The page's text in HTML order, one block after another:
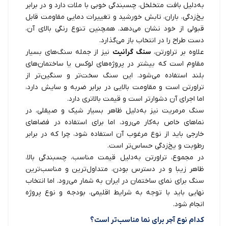
به‌دلیل بافت متخلخل، چسبندگی خوبی با ملات دارد و در برابر
یخ‌زدگی، باران، تابش خورشید و تغییرات دمایی مقاومت قابل
قبولی از خود نشان می‌دهد. همچنین تنوع رنگی بالای آن،
دست طراح را در انتخاب باز می‌گذارد.
علاوه بر تراورتن، سنگ گرانیت نیز از جمله سنگ‌های بسیار
مقاوم است که بیشتر در پروژه‌های لوکس یا ساختمان‌های
بلند استفاده می‌شود. این سنگ سخت‌تر و سنگین‌تر از
تراورتن است و مقاومت بالایی در برابر ضربه و سایش دارد،
اما اجرای آن دشوارتر است و قیمت بالاتری دارد.
سنگ مرمریت نیز به‌دلیل ظاهر بسیار شیک و صیقلی، در
نماهای خاص به‌کار می‌رود، اما برای استفاده در فضاهای
خارجی باید از نوع مرغوب آن استفاده شود، چرا که در برابر
رطوبت و یخ‌زدگی حساس‌تر است.
در مجموع، تراورتن به‌دلیل قیمت مناسب، چسبندگی بالا،
ظاهر زیبا و در دسترس بودن، متداول‌ترین و مناسب‌ترین
سنگ برای نمای ساختمان در ایران به شمار می‌رود. اما انتخاب
نهایی باید با توجه به شرایط اقلیمی، بودجه و نوع پروژه
انجام شود.
کدام نوع آجر برای نما مناسب‌تر است؟